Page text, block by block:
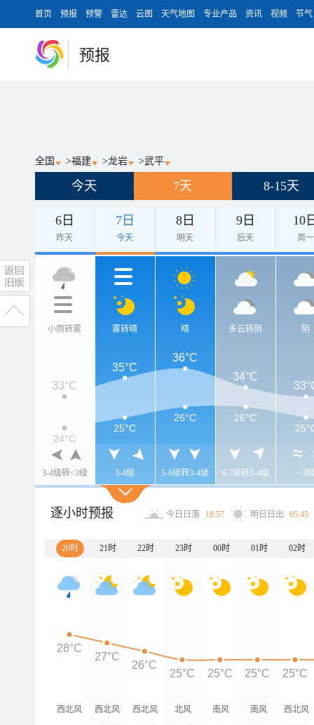
首页 预报 预警 雷达 云图 天气地图 专业产品 资讯 视频 节气
预报
全国 >福建 >龙岩 >武平
今天 7天 8-15天
6日
昨天
7日
今天
8日
明天
9日
后天
10
周一
小雨转雾
3-4级转<3级
雾转晴
3-4级
晴
5-6级转3-4级
多云转阴
6-7级转3-4级
阴
<3级
33°C
35°C
36°C
34°C
24°C
25°C
26°C
26°C
逐小时预报 今日日落 18:57 明日日出 05:45
20时 21时 22时 23时 00时 01时 02时
西北风 西北风 西北风 北风 南风 南风 西北风
28°C
27°C
26°C
25°C 25°C 25°C 25°C